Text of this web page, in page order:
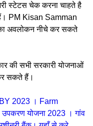
स्टेटस चेक करना चाहते है
PM Kisan Samman
अवलोकन नीचे कर सकते
की सभी सरकारी योजनाओं
सकते हैं।
2023 । Farm
योजना 2023 । गांव